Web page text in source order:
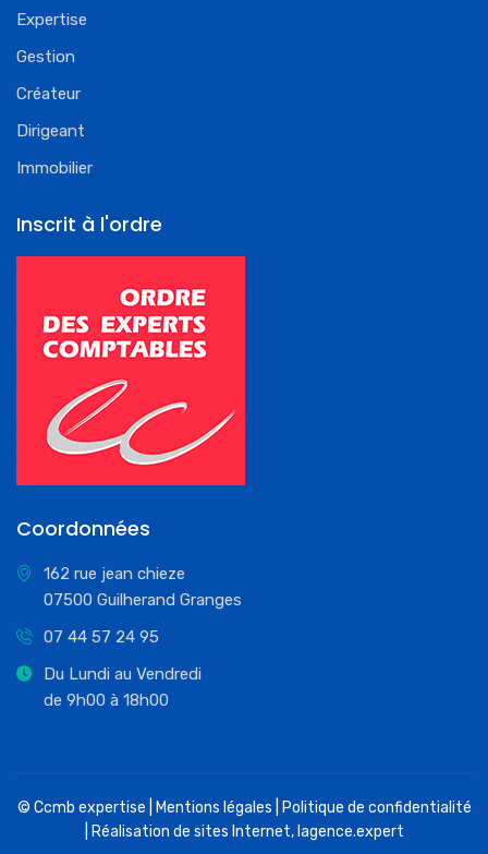
Expertise
Gestion
Créateur
Dirigeant
Immobilier
Inscrit à l'ordre
Coordonnées
162 rue jean chieze
07500 Guilherand Granges
07 44 57 24 95
Du Lundi au Vendredi
de 9h00 à 18h00
© Ccmb expertise | Mentions légales
Politique de confidentialité
| Réalisation de sites Internet, lagence.expert